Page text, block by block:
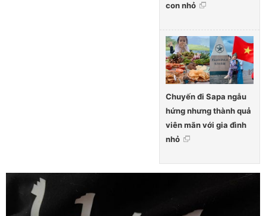
con nhỏ
Chuyến đi Sapa ngẫu
hứng nhưng thành quả
viên mãn với gia đình
nhỏ